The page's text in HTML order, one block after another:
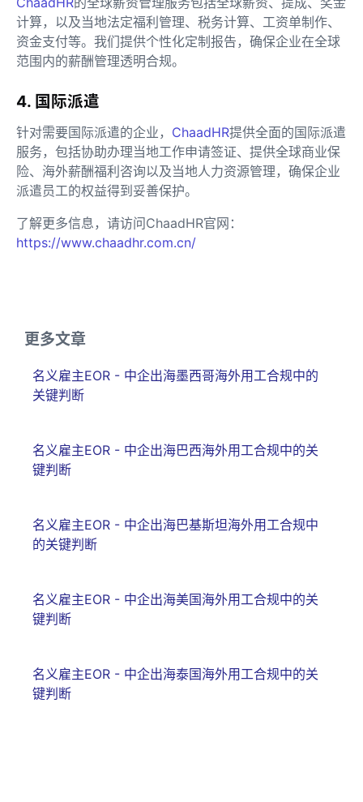
计算，以及当地法定福利管理、税务计算、工资单制作、
资金支付等。我们提供个性化定制报告，确保企业在全球
范围内的薪酬管理透明合规。
4. 国际派遣
针对需要国际派遣的企业， ChaadHR提供全面的国际派遣
服务，包括协助办理当地工作申请签证、提供全球商业保
险、海外薪酬福利咨询以及当地人力资源管理，确保企业
派遣员工的权益得到妥善保护。
了解更多信息，请访问ChaadHR官网：
https://www.chaadhr.com.cn/
更多文章
名义雇主EOR - 中企出海墨西哥海外用工合规中的
关键判断
名义雇主EOR - 中企出海巴西海外用工合规中的关
键判断
名义雇主EOR - 中企出海巴基斯坦海外用工合规中
的关键判断
名义雇主EOR - 中企出海美国海外用工合规中的关
键判断
名义雇主EOR - 中企出海泰国海外用工合规中的关
键判断